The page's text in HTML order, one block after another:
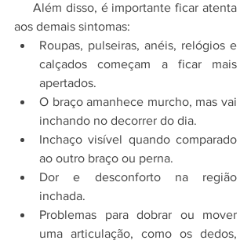
aos demais sintomas:
Roupas, pulseiras, anéis, relógios e
calçados começam a ficar mais
apertados.
O braço amanhece murcho, mas vai
inchando no decorrer do dia.
Inchaço visível quando comparado
ao outro braço ou perna.
Dor e desconforto na região
inchada.
Problemas para dobrar ou mover
uma articulação, como os dedos,